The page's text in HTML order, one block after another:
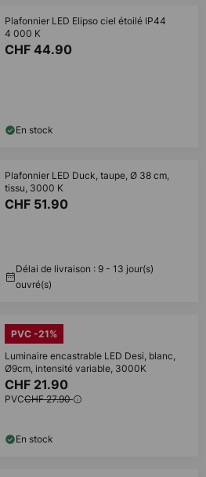
Plafonnier LED Elipso ciel étoilé IP44
4 000 K
CHF 44.90
En stock
Plafonnier LED Duck, taupe, Ø 38 cm,
tissu, 3000 K
CHF 51.90
Délai de livraison : 9 - 13 jour(s)
ouvré(s)
PVC -21%
Luminaire encastrable LED Desi, blanc,
Ø9cm, intensité variable, 3000K
CHF 21.90
PVCCHF 27.90
En stock